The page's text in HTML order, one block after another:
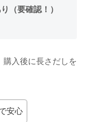
（要確認！）
購入後に長さだしを
安心